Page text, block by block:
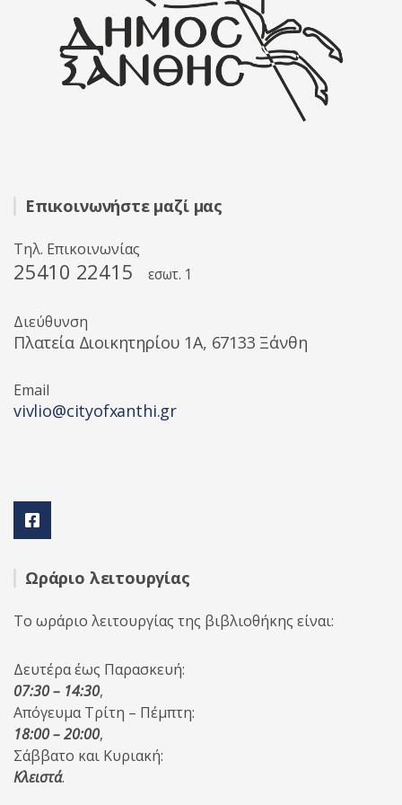
Επικοινωνήστε μαζί μας
Τηλ. Επικοινωνίας
25410 22415 εσωτ. 1
Διεύθυνση
Πλατεία Διοικητηρίου 1A, 67133 Ξάνθη
Email
vivlio@cityofxanthi.gr
Ωράριο λειτουργίας
Το ωράριο λειτουργίας της βιβλιοθήκης είναι:
Δευτέρα έως Παρασκευή:
07:30 – 14:30,
Απόγευμα Τρίτη – Πέμπτη:
18:00 – 20:00,
Σάββατο και Κυριακή:
Κλειστά.